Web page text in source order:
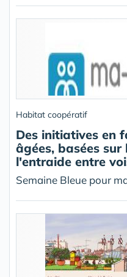
Habitat coopératif
Des initiatives en
âgées, basées
l'entraide entre
Semaine Bleue pour